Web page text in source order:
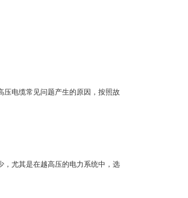
压电缆常见问题产生的原因，按照故
，尤其是在越高压的电力系统中，选